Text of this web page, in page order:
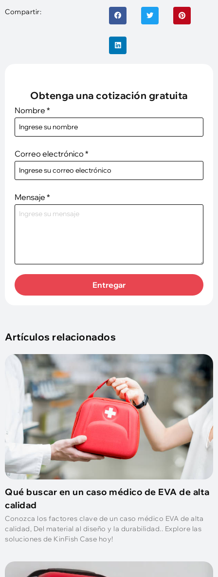
Compartir:
Obtenga una cotización gratuita
Nombre *
Correo electrónico *
Mensaje *
Entregar
Artículos relacionados
Qué buscar en un caso médico de EVA de alta
calidad
Conozca los factores clave de un caso médico EVA de alta
calidad, Del material al diseño y la durabilidad.. Explore las
soluciones de KinFish Case hoy!